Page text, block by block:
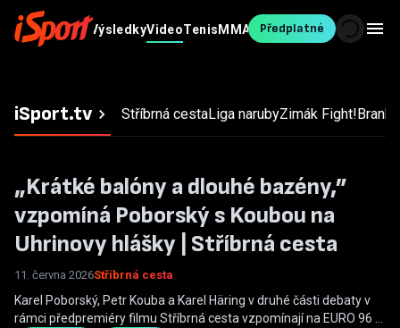
Fotbal MS v
VýsledkyVideoTenisMMA OstatníBlesk
Sport
Předplatné
iSport.tv Stříbrná cestaLiga narubyZimák Fight!
„Krátké balóny a dlouhé bazény,”
vzpomíná Poborský s Koubou na
Uhrinovy hlášky | Stříbrná cesta
11. června 2026Stříbrná cesta
Karel Poborský, Petr Kouba a Karel Häring v druhé části debaty v
rámci předpremiéry filmu Stříbrná cesta vzpomínají na EURO 96 –